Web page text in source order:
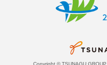
Copyright © TSUNAGU